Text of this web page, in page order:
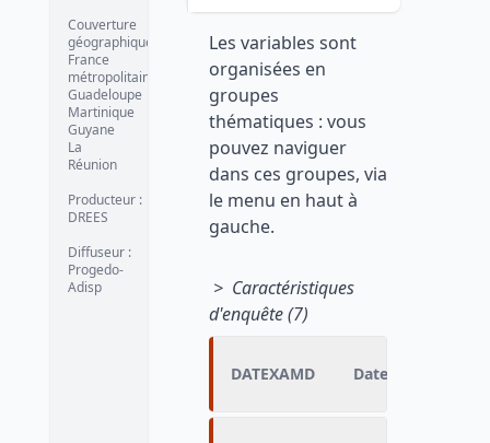
Couverture
géographique :
France
métropolitaine
Guadeloupe
Martinique
Guyane
La
Réunion
Producteur :
DREES
Diffuseur :
Progedo-
Adisp
Les variables sont
organisées en
groupes
thématiques : vous
pouvez naviguer
dans ces groupes, via
le menu en haut à
gauche.
> Caractéristiques
d'enquête (7)
DATEXAMD Date de l'examen